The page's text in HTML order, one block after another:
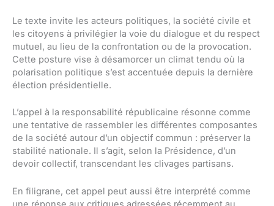
Le texte invite les acteurs politiques, la société civile et
les citoyens à privilégier la voie du dialogue et du respect
mutuel, au lieu de la confrontation ou de la provocation.
Cette posture vise à désamorcer un climat tendu où la
polarisation politique s’est accentuée depuis la dernière
élection présidentielle.
L’appel à la responsabilité républicaine résonne comme
une tentative de rassembler les différentes composantes
de la société autour d’un objectif commun : préserver la
stabilité nationale. Il s’agit, selon la Présidence, d’un
devoir collectif, transcendant les clivages partisans.
En filigrane, cet appel peut aussi être interprété comme